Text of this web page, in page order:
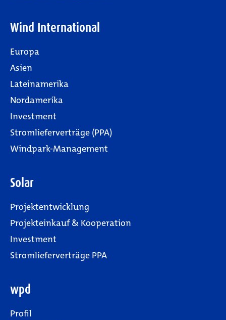
Wind International
Europa
Asien
Lateinamerika
Nordamerika
Investment
Stromlieferverträge (PPA)
Windpark-Management
Solar
Projektentwicklung
Projekteinkauf & Kooperation
Investment
Stromlieferverträge PPA
wpd
Profil